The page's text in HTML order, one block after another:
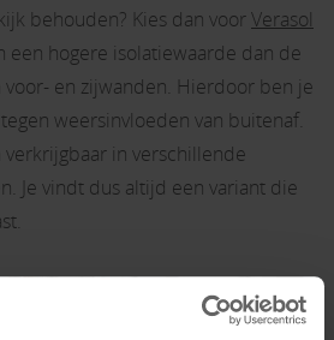
behouden? Kies dan voorVerasol
een hogere isolatiewaarde dan de
en zijwanden. Hierdoor ben je
weersinvloeden van buitenaf.
in verschillende
Je vindt dus altijd een variant die